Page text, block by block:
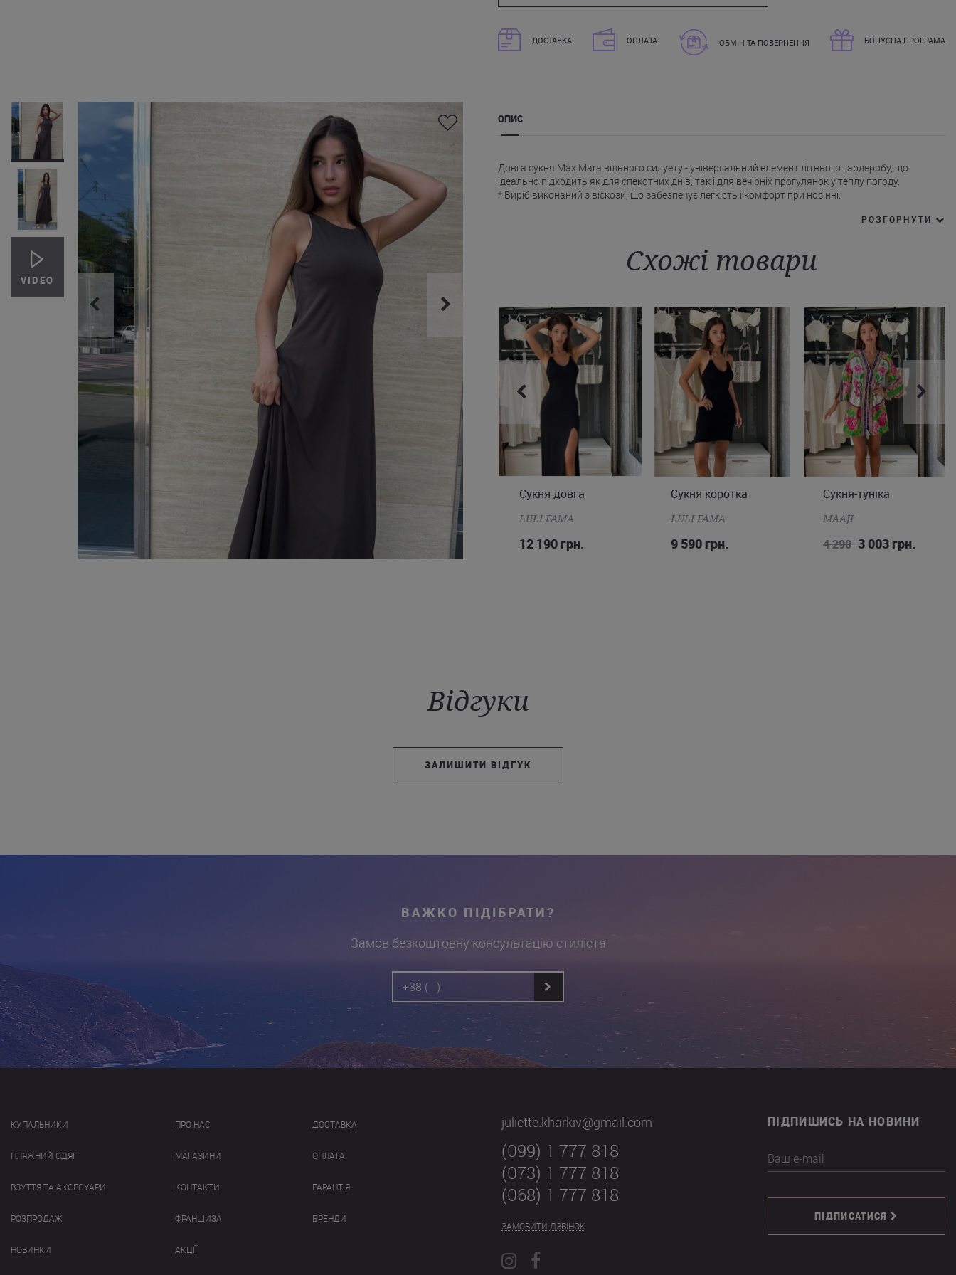
ДОСТАВКА ОПЛАТА ОБМІН ТА ПОВЕРНЕННЯ БОНУСНА ПРОГРАМА
ОПИС
Довга сукня Max Mara вільного силуету - універсальний елемент літнього гардеробу, що
ідеально підходить як для спекотних днів, так і для вечірніх прогулянок у теплу погоду.
* Виріб виконаний з віскози, що забезпечує легкість і комфорт при носінні.
* Лаконічне виконання дозволяє поєднувати модель з різними стилями та аксесуарами,
Купити коричневу або чорну максі-сукню Max Mara можна у мультибрендовому інтернет-
магазині Juliette з доставкою у Львів чи Бровари, а також будь-яке інше місто України.
РОЗГОРНУТИ
Схожі товари
XS L
16 890 грн.
M L
Сукня довга
LULI FAMA
12 190 грн.
XS S M
Сукня коротка
LULI FAMA
9 590 грн.
S M
Сукня-туніка
MAAJI
4 290 3 003 грн.
Відгуки
ЗАЛИШИТИ ВІДГУК
ВАЖКО ПІДІБРАТИ?
Замов безкоштовну консультацію стиліста
КУПАЛЬНИКИ
ПЛЯЖНИЙ ОДЯГ
ВЗУТТЯ ТА АКСЕСУАРИ
РОЗПРОДАЖ
НОВИНКИ
ПРО НАС
МАГАЗИНИ
КОНТАКТИ
ФРАНШИЗА
АКЦІЇ
ДОСТАВКА
ОПЛАТА
ГАРАНТІЯ
БРЕНДИ
juliette.kharkiv@gmail.com
(099) 1 777 818
(073) 1 777 818
(068) 1 777 818
ЗАМОВИТИ ДЗВІНОК
ПІДПИШИСЬ НА НОВИНИ
Ваш e-mail
ПІДПИСАТИСЯ